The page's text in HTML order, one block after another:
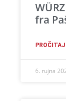
fra
PROČITAJ
6. rujna